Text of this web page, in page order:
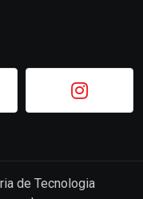
de Tecnologia